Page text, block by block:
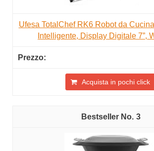
Ufesa TotalChef RK6 Robot da
Intelligente, Display Digitale 7”,
Acquista in pochi click
3